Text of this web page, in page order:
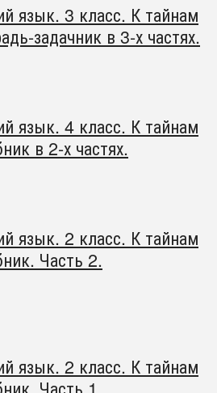
язык. 3 класс. К тайнам
задачник в 3-х частях.
язык. 4 класс. К тайнам
в 2-х частях.
язык. 2 класс. К тайнам
Часть 2.
язык. 2 класс. К тайнам
Часть 1.